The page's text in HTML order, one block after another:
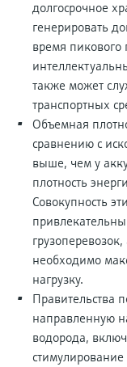
долгосрочное
генерировать
время пикового
также может
транспортных
Объемная
сравнению с
выше, чем у
плотность
Совокупность
необходимо
нагрузку.
Правительства
направленную
водорода,